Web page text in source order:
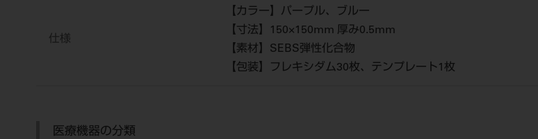
仕様
【カラー】パープル、ブルー
【寸法】150×150mm 厚み0.5mm
【素材】SEBS弾性化合物
【包装】フレキシダム30枚、テンプレート1枚
医療機器の分類